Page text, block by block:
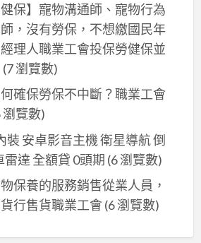
健保】寵物溝通師、寵物行為
，沒有勞保，不想繳國民年
理人職業工會投保勞健保並
(7 瀏覽數)
確保勞保不中斷？職業工會
瀏覽數)
裝 安卓影音主機 衛星導航 倒
雷達 全額貸 0頭期 (6 瀏覽數)
保養的服務銷售從業人員，
行售貨職業工會 (6 瀏覽數)